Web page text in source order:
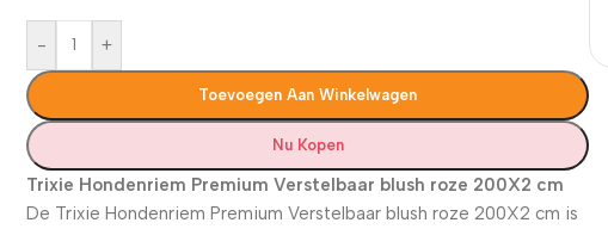
- +
Toevoegen Aan Winkelwagen
Nu Kopen
Trixie Hondenriem Premium Verstelbaar blush roze 200X2 cm
De Trixie Hondenriem Premium Verstelbaar blush roze 200X2 cm is